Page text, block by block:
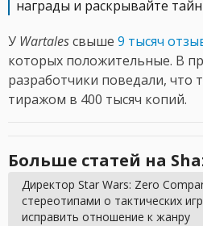
награды и раскрывайте
У Wartalesсвыше 9 тысяч
которых положительные. В
разработчики поведали, что
тиражом в 400 тысяч копий.
Больше статей на
Директор Star Wars: Zero
стереотипами о тактических
исправить отношение к жанру